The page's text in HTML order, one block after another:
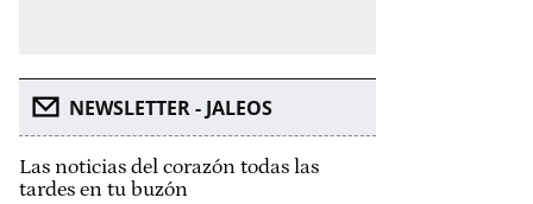
NEWSLETTER - JALEOS
Las noticias del corazón todas las
tardes en tu buzón